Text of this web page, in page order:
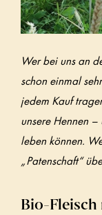
Wer bei uns an
schon einmal
jedem Kauf
unsere Hennen
leben können.
„Patenschaft“
Bio-Fleisch